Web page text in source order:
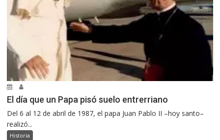
El día que un Papa pisó suelo entrerriano
Del 6 al 12 de abril de 1987, el papa Juan Pablo II –hoy santo–
realizó...
Historia